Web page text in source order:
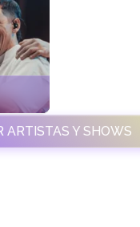
ARTISTAS Y SHOWS